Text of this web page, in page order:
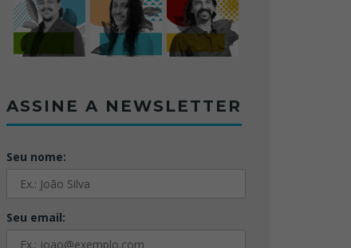
ASSINE A NEWSLETTER
Seu nome:
Seu email: